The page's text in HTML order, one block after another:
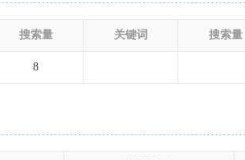
搜索量 关键词 搜索量
8